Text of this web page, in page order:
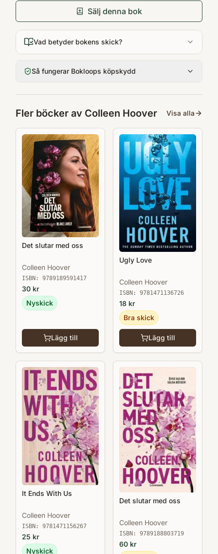
Sälj denna bok
Vad betyder bokens skick?
Så fungerar Bokloops köpskydd
Fler böcker av Colleen Hoover Visa alla
Det slutar med oss
Colleen Hoover
ISBN: 9789189591417
30 kr
Nyskick
Lägg till
Ugly Love
Colleen Hoover
ISBN: 9781471136726
18 kr
Bra skick
Lägg till
It Ends With Us
Colleen Hoover
ISBN: 9781471156267
25 kr
Nyskick
Det slutar med oss
Colleen Hoover
ISBN: 9789188803719
60 kr